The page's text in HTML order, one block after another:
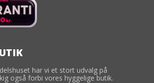
har vi et stort udvalg på
også forbi vores hyggelige butik.